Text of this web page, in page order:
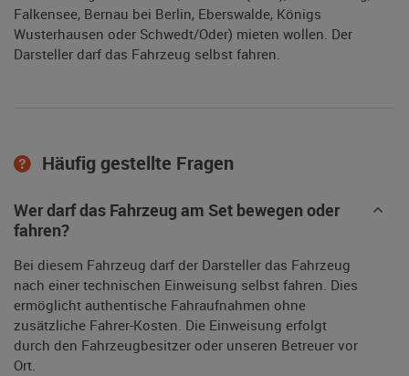
Falkensee, Bernau bei Berlin, Eberswalde, Königs
Wusterhausen oder Schwedt/Oder) mieten wollen. Der
Darsteller darf das Fahrzeug selbst fahren.
Häufig gestellte Fragen
Wer darf das Fahrzeug am Set bewegen oder
fahren?
Bei diesem Fahrzeug darf der Darsteller das Fahrzeug
nach einer technischen Einweisung selbst fahren. Dies
ermöglicht authentische Fahraufnahmen ohne
zusätzliche Fahrer-Kosten. Die Einweisung erfolgt
durch den Fahrzeugbesitzer oder unseren Betreuer vor
Ort.